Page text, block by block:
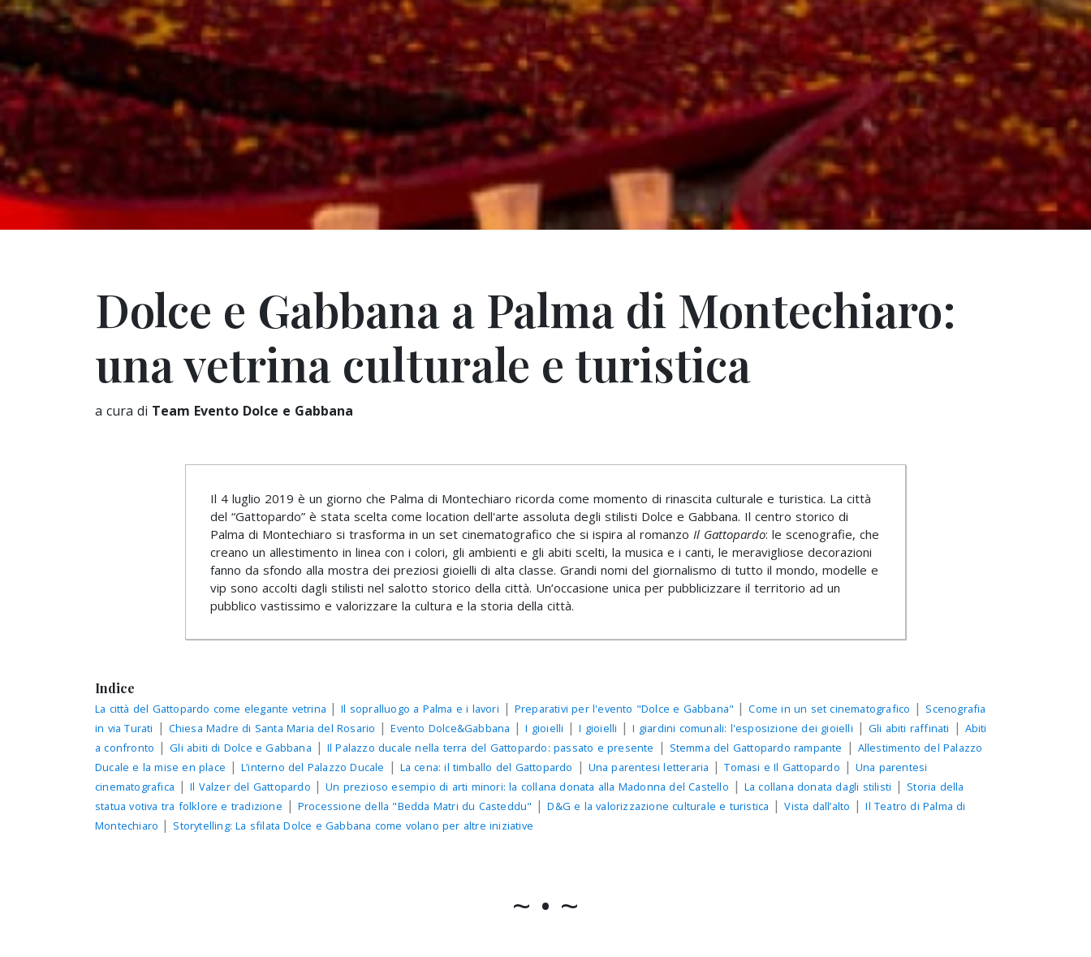
Dolce e Gabbana a Palma di Montechiaro:
una vetrina culturale e turistica
a cura di Team Evento Dolce e Gabbana
Il 4 luglio 2019 è un giorno che Palma di Montechiaro ricorda come momento di rinascita culturale e turistica. La città
del “Gattopardo” è stata scelta come location dell'arte assoluta degli stilisti Dolce e Gabbana. Il centro storico di
Palma di Montechiaro si trasforma in un set cinematografico che si ispira al romanzo Il Gattopardo: le scenografie, che
creano un allestimento in linea con i colori, gli ambienti e gli abiti scelti, la musica e i canti, le meravigliose decorazioni
fanno da sfondo alla mostra dei preziosi gioielli di alta classe. Grandi nomi del giornalismo di tutto il mondo, modelle e
vip sono accolti dagli stilisti nel salotto storico della città. Un’occasione unica per pubblicizzare il territorio ad un
pubblico vastissimo e valorizzare la cultura e la storia della città.
Indice
La città del Gattopardo come elegante vetrina | Il sopralluogo a Palma e i lavori | Preparativi per l'evento "Dolce e Gabbana" | Come in un set cinematografico | Scenografia
in via Turati | Chiesa Madre di Santa Maria del Rosario | Evento Dolce&Gabbana | I gioielli | I gioielli | I giardini comunali: l'esposizione dei gioielli | Gli abiti raffinati | Abiti
a confronto | Gli abiti di Dolce e Gabbana | Il Palazzo ducale nella terra del Gattopardo: passato e presente | Stemma del Gattopardo rampante | Allestimento del Palazzo
Ducale e la mise en place | L’interno del Palazzo Ducale | La cena: il timballo del Gattopardo | Una parentesi letteraria | Tomasi e Il Gattopardo | Una parentesi
cinematografica | Il Valzer del Gattopardo | Un prezioso esempio di arti minori: la collana donata alla Madonna del Castello | La collana donata dagli stilisti | Storia della
statua votiva tra folklore e tradizione | Processione della "Bedda Matri du Casteddu" | D&G e la valorizzazione culturale e turistica | Vista dall’alto | Il Teatro di Palma di
Montechiaro | Storytelling: La sfilata Dolce e Gabbana come volano per altre iniziative
~ • ~